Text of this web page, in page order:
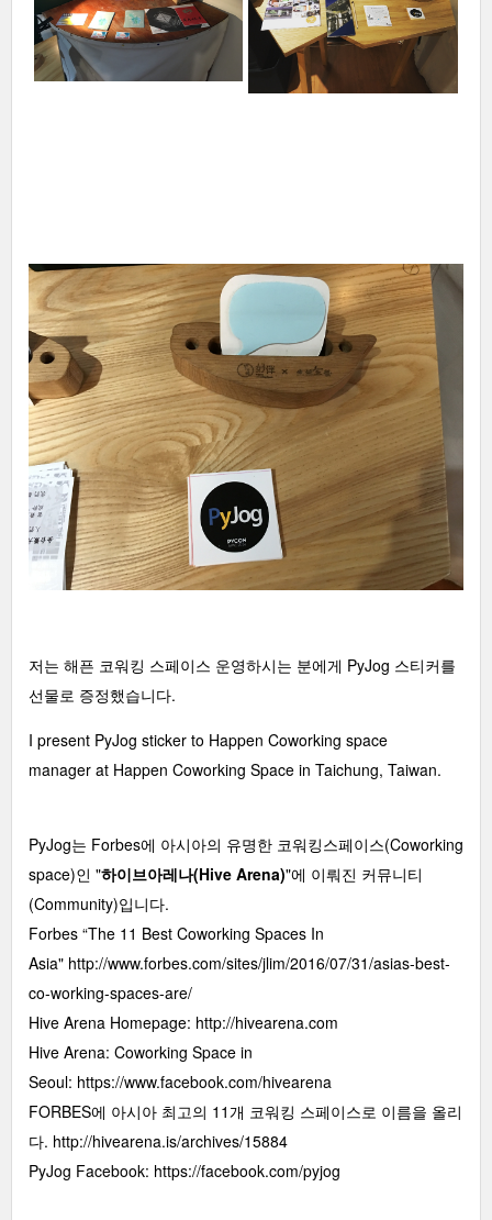
저는 해픈 코워킹 스페이스 운영하시는 분에게 PyJog 스티커를
선물로 증정했습니다.
I present PyJog sticker to Happen Coworking space
manager at Happen Coworking Space in Taichung, Taiwan.
PyJog는 Forbes에 아시아의 유명한 코워킹스페이스(Coworking
space)인 "하이브아레나(Hive Arena)"에 이뤄진 커뮤니티
(Community)입니다.
Forbes “The 11 Best Coworking Spaces In
Asia" http://www.forbes.com/sites/jlim/2016/07/31/asias-best-
co-working-spaces-are/
Hive Arena Homepage: http://hivearena.com
Hive Arena: Coworking Space in
Seoul: https://www.facebook.com/hivearena
FORBES에 아시아 최고의 11개 코워킹 스페이스로 이름을 올리
다. http://hivearena.is/archives/15884
PyJog Facebook: https://facebook.com/pyjog